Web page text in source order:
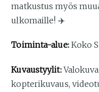
matkustus myös
ulkomaille! ✈️
Toiminta-alue: Koko
Kuvaustyylit:
kopterikuvaus,